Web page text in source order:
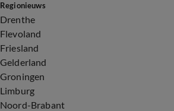
Regionieuws
Drenthe
Flevoland
Friesland
Gelderland
Groningen
Limburg
Noord-Brabant